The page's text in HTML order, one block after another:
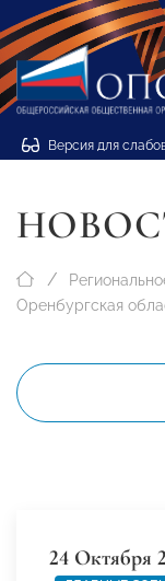
Версия для
Оренбургская
24 Октября